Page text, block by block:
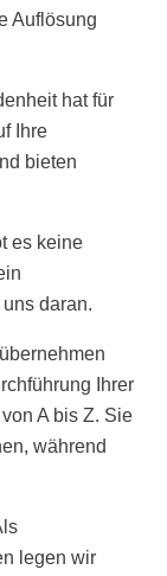
Auflösung
hat für
Ihre
bieten
es keine
daran.
Ihrer
A bis Z. Sie
während
legen wir